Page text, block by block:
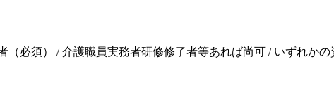
必須） / 介護職員実務者研修修了者等あれば尚可 / いずれか